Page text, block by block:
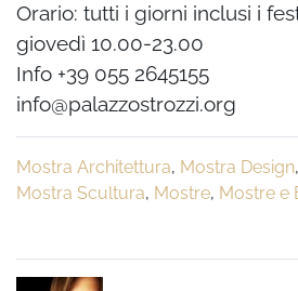
Orario: tutti i giorni inclusi i
giovedì 10.00-23.00
Info +39 055 2645155
info@palazzostrozzi.org
Mostra Architettura, Mostra Design,
Mostra Scultura, Mostre, Mostre e